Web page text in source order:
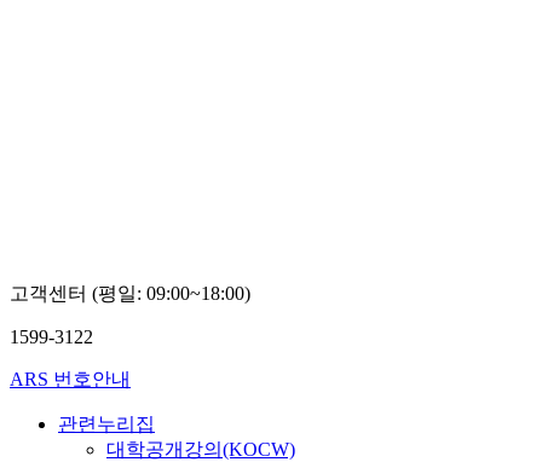
고객센터 (평일: 09:00~18:00)
1599-3122
ARS 번호안내
관련누리집
대학공개강의(KOCW)